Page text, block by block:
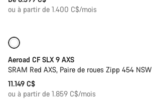
ou à partir de 1.400 C$/mois
Aeroad CF SLX 9 AXS
SRAM Red AXS, Paire de roues Zipp 454 NSW
11.149 C$
ou à partir de 1.859 C$/mois